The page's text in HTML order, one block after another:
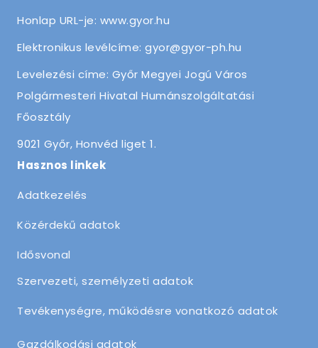
Honlap URL-je: www.gyor.hu
Elektronikus levélcíme: gyor@gyor-ph.hu
Levelezési címe: Győr Megyei Jogú Város
Polgármesteri Hivatal Humánszolgáltatási
Főosztály
9021 Győr, Honvéd liget 1.
Hasznos linkek
Adatkezelés
Közérdekű adatok
Idősvonal
Szervezeti, személyzeti adatok
Tevékenységre, működésre vonatkozó adatok
Gazdálkodási adatok